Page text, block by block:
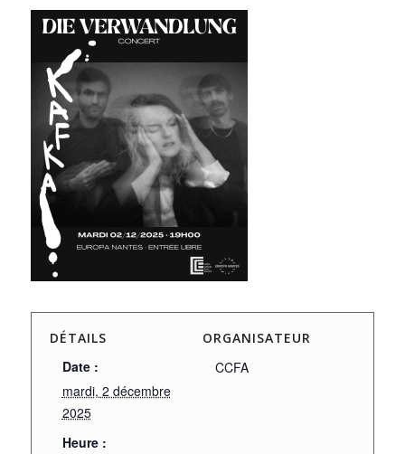
DÉTAILS
Date :
mardi, 2 décembre
2025
Heure :
ORGANISATEUR
CCFA